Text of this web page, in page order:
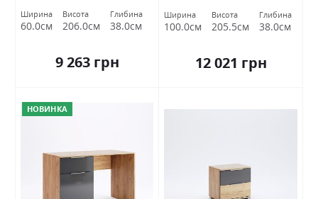
Ширина
60.0см
Висота
206.0см
Глибина
38.0см
9 263 грн
Ширина
100.0см
Висота
205.5см
Глибина
38.0см
12 021 грн
НОВИНКА